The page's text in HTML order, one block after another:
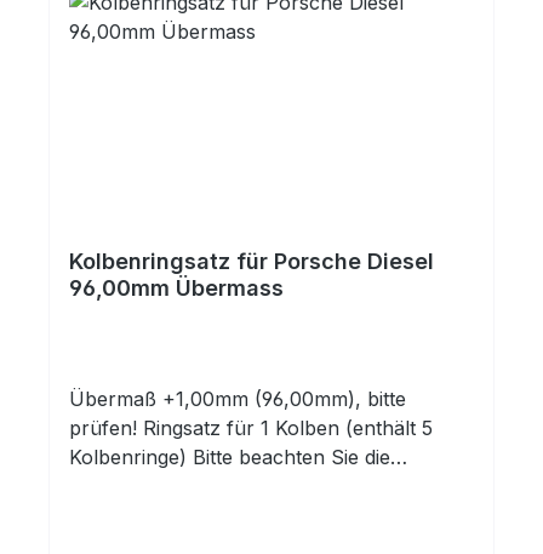
Kolbenringsatz für Porsche Diesel
96,00mm Übermass
Übermaß +1,00mm (96,00mm), bitte
prüfen! Ringsatz für 1 Kolben (enthält 5
Kolbenringe) Bitte beachten Sie die